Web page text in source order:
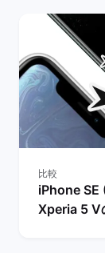
比較
iPhone
Xperia 5 V